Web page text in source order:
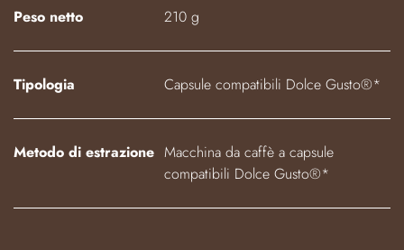
Peso netto 210 g
Tipologia Capsule compatibili Dolce Gusto®*
Metodo di estrazione Macchina da caffè a capsule
compatibili Dolce Gusto®*